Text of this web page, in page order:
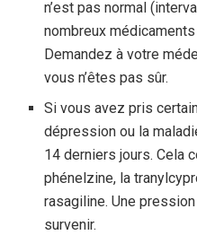
n’est pas normal
nombreux
Demandez à votre
vous n’êtes pas sûr.
Si vous avez pris
dépression ou la
14 derniers jours. Cela
phénelzine, la
rasagiline. Une
survenir.